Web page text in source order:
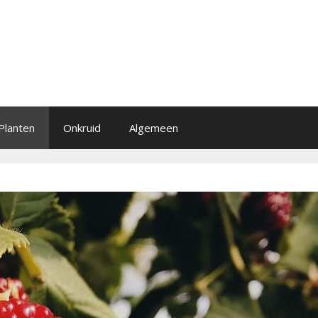
Onkruid Algemeen